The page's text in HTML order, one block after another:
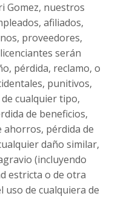
Gomez, nuestros
afiliados,
proveedores,
serán
pérdida, reclamo, o
punitivos,
cualquier tipo,
de beneficios,
ahorros, pérdida de
daño similar,
(incluyendo
estricta o de otra
uso de cualquiera de